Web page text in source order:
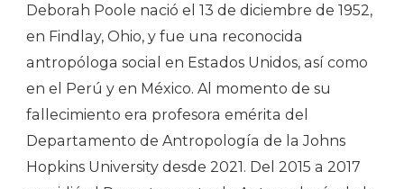
Deborah Poole nació el 13 de diciembre de 1952,
en Findlay, Ohio, y fue una reconocida
antropóloga social en Estados Unidos, así como
en el Perú y en México. Al momento de su
fallecimiento era profesora emérita del
Departamento de Antropología de la Johns
Hopkins University desde 2021. Del 2015 a 2017